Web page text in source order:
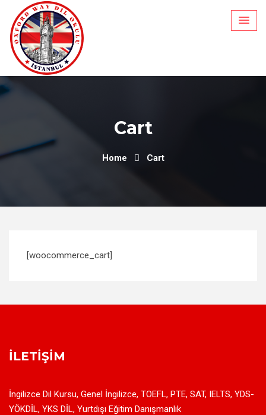
content
Cart
Home Cart
[woocommerce_cart]
İLETIŞIM
İngilizce Dil Kursu, Genel İngilizce, TOEFL, PTE, SAT, IELTS, YDS-
YÖKDİL, YKS DİL, Yurtdışı Eğitim Danışmanlık